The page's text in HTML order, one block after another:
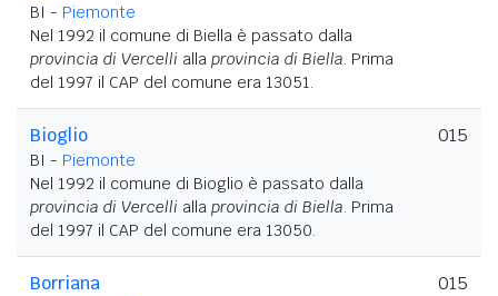
BI - Piemonte
Nel 1992 il comune di Biella è passato dalla
provincia di Vercelli alla provincia di Biella. Prima
del 1997 il CAP del comune era 13051.
Bioglio
BI - Piemonte
Nel 1992 il comune di Bioglio è passato dalla
provincia di Vercelli alla provincia di Biella. Prima
del 1997 il CAP del comune era 13050.
015
Borriana 015